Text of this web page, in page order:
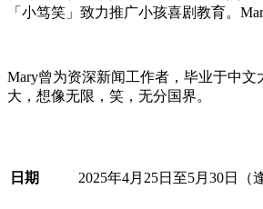
「小笃笑」致力推广小孩喜剧教育。
Mary曾为资深新闻工作者，毕业于中
大，想像无限，笑，无分国界。
日期 2025年4月 25日至5月 30日（